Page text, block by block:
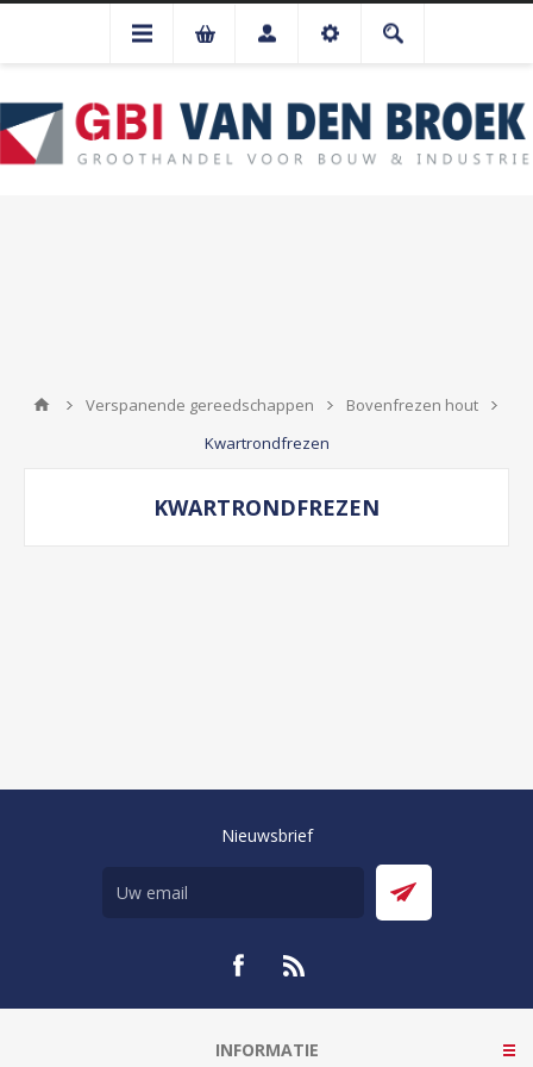
Verspanende gereedschappen
Bovenfrezen hout
Kwartrondfrezen
KWARTRONDFREZEN
Nieuwsbrief
INFORMATIE